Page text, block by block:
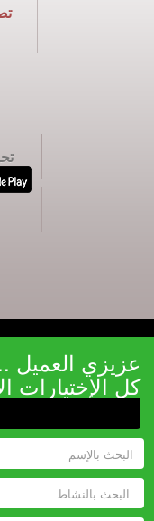
عزيزي العميل
كل الإختيارات